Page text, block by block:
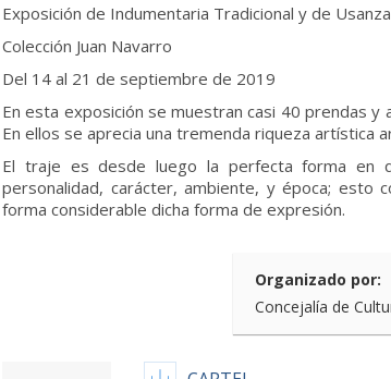
Exposición de Indumentaria Tradicional y de
Colección Juan Navarro
Del 14 al 21 de septiembre de 2019
En esta exposición se muestran casi 40 prendas
En ellos se aprecia una tremenda riqueza artística
El traje es desde luego la perfecta forma en
personalidad, carácter, ambiente, y época; esto
forma considerable dicha forma de expresión.
Organizado por:
Concejalía de